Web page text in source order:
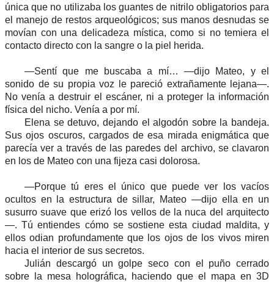
única que no utilizaba los guantes de nitrilo obligatorios para
el manejo de restos arqueológicos; sus manos desnudas se
movían con una delicadeza mística, como si no temiera el
contacto directo con la sangre o la piel herida.
—Sentí que me buscaba a mí… —dijo Mateo, y el
sonido de su propia voz le pareció extrañamente lejana—.
No venía a destruir el escáner, ni a proteger la información
física del nicho. Venía a por mí.
Elena se detuvo, dejando el algodón sobre la bandeja.
Sus ojos oscuros, cargados de esa mirada enigmática que
parecía ver a través de las paredes del archivo, se clavaron
en los de Mateo con una fijeza casi dolorosa.
—Porque tú eres el único que puede ver los vacíos
ocultos en la estructura de sillar, Mateo —dijo ella en un
susurro suave que erizó los vellos de la nuca del arquitecto
—. Tú entiendes cómo se sostiene esta ciudad maldita, y
ellos odian profundamente que los ojos de los vivos miren
hacia el interior de sus secretos.
Julián descargó un golpe seco con el puño cerrado
sobre la mesa holográfica, haciendo que el mapa en 3D